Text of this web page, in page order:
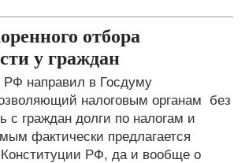
отбора
у граждан
направил в Госдуму
налоговым органам без
с граждан долги по налогам и
фактически предлагается
Конституции РФ, да и вообще о